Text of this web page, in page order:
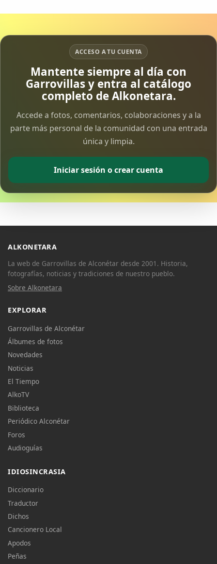
ACCESO A TU CUENTA
Mantente siempre al día con
Garrovillas y entra al catálogo
completo de Alkonetara.
Accede a fotos, comentarios, colaboraciones y a la
parte más personal de la comunidad con una entrada
única y limpia.
Iniciar sesión o crear cuenta
ALKONETARA
La web de Garrovillas de Alconétar desde 2001. Historia,
fotografías, noticias y tradiciones de nuestro pueblo.
Sobre Alkonetara
EXPLORAR
Garrovillas de Alconétar
Álbumes de fotos
Novedades
Noticias
El Tiempo
AlkoTV
Biblioteca
Periódico Alconétar
Foros
Audioguías
IDIOSINCRASIA
Diccionario
Traductor
Dichos
Cancionero Local
Apodos
Peñas